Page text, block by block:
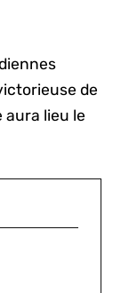
de
aura lieu le